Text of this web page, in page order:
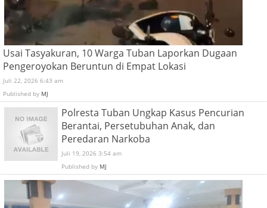
Usai Tasyakuran, 10 Warga Tuban Laporkan Dugaan
Pengeroyokan Beruntun di Empat Lokasi
Juli 22, 2026 6:43 am
Published by MJ
Polresta Tuban Ungkap Kasus Pencurian
Berantai, Persetubuhan Anak, dan
Peredaran Narkoba
Juli 19, 2026 3:54 am
Published by MJ